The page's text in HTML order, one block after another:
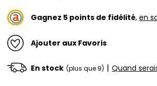
Gagnez 5 points de fidélité, en
Ajouter aux Favoris
En stock (plus que 9) | Quand